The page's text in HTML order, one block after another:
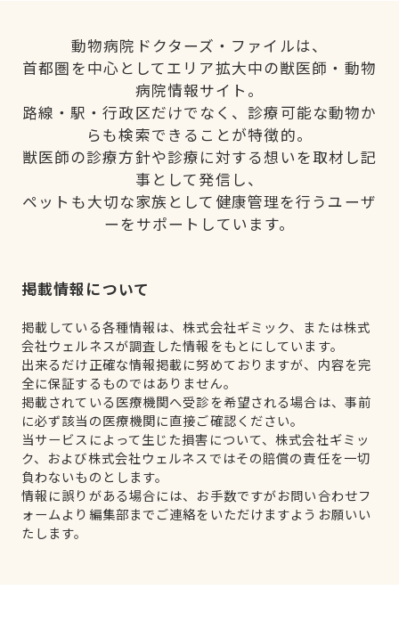
動物病院ドクターズ・ファイルは、
首都圏を中心としてエリア拡大中の獣医師・動物
病院情報サイト。
路線・駅・行政区だけでなく、診療可能な動物か
らも検索できることが特徴的。
獣医師の診療方針や診療に対する想いを取材し記
事として発信し、
ペットも大切な家族として健康管理を行うユーザ
ーをサポートしています。
掲載情報について
掲載している各種情報は、株式会社ギミック、または株式
会社ウェルネスが調査した情報をもとにしています。
出来るだけ正確な情報掲載に努めておりますが、内容を完
全に保証するものではありません。
掲載されている医療機関へ受診を希望される場合は、事前
に必ず該当の医療機関に直接ご確認ください。
当サービスによって生じた損害について、株式会社ギミッ
ク、および株式会社ウェルネスではその賠償の責任を一切
負わないものとします。
情報に誤りがある場合には、お手数ですがお問い合わせフ
ォームより編集部までご連絡をいただけますようお願いい
たします。